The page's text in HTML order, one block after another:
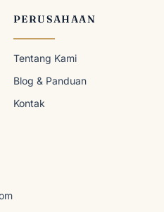
PERUSAHAAN
Tentang Kami
Blog & Panduan
Kontak